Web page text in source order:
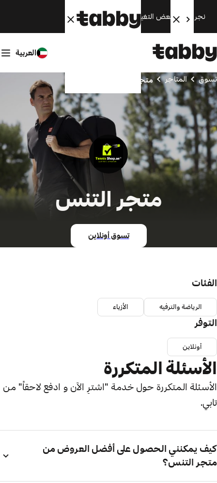
نجري الآن بعض التغييرات. سنعود قريبًا.
العربية
تسوق المتاجر متجر التنس
متجر التنس
تسوق أونلاين
الفئات
الرياضة والترفيه الأزياء
التوفر
أونلاين
الأسئلة المتكررة
الأسئلة المتكررة حول خدمة "اشترِ الآن و ادفع لاحقاً" من
تابي.
كيف يمكنني الحصول على أفضل العروض من
متجر التنس؟